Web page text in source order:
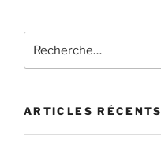
pour
ARTICLES RÉCENTS